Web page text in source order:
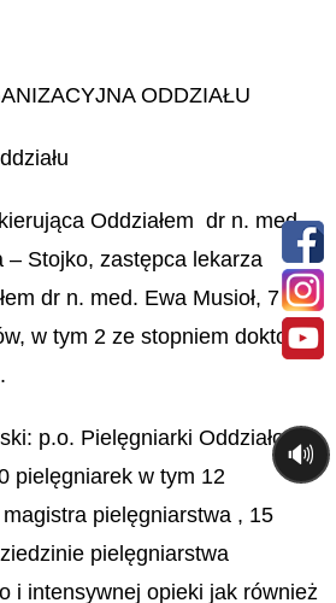
ODDZIAŁU
Oddziałem dr n. med.
– Stojko, zastępca lekarza
dr n. med. Ewa Musioł, 7
w tym 2 ze stopniem doktora,
p.o. Pielęgniarki Oddziałowej
pielęgniarek w tym 12
magistra pielęgniarstwa , 15
pielęgniarstwa
i intensywnej opieki jak również
🔊